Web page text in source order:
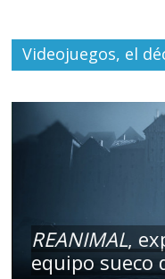
Videojuegos, el
REANIMAL,
equipo sueco